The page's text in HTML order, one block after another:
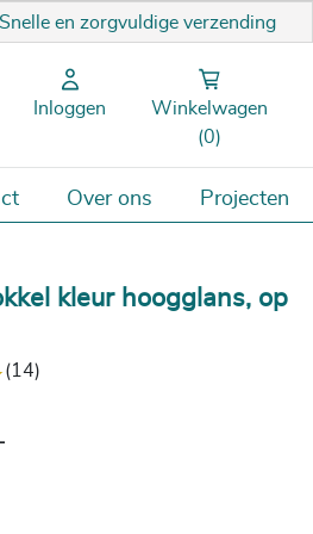
Snelle en zorgvuldige verzending
Inloggen
Winkelwagen
(0)
Projecten
Over ons
kleur hoogglans, op
(14)